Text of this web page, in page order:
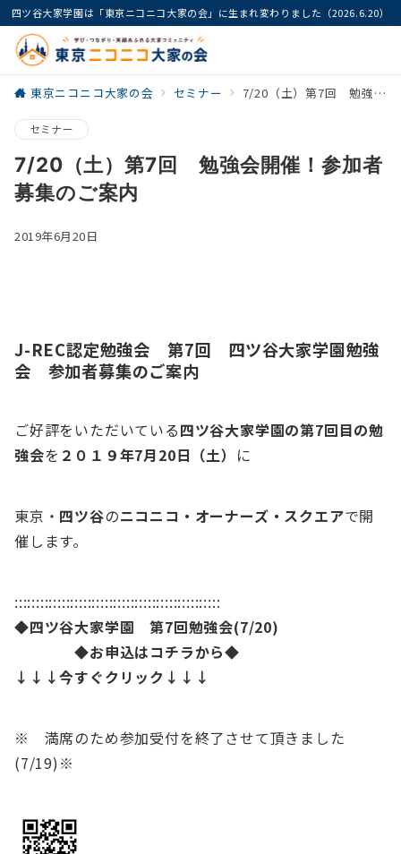
四ツ谷大家学園は「東京ニコニコ大家の会」に生まれ変わりました（2026.6.20）
東京ニコニコ大家の会 セミナー 7/20（土）第7回 勉強会開催！参加者募集のご案内
セミナー
7/20（土）第7回 勉強会開催！参加者
募集のご案内
2019年6月20日
J-REC認定勉強会 第7回 四ツ谷大家学園勉強
会 参加者募集のご案内
ご好評をいただいている四ツ谷大家学園の第7回目の勉
強会を ２０１９年7月20日（土） に
東京・ 四ツ谷のニコニコ・オーナーズ・スクエアで開
催します。
::::::::::::::::::::::::::::::::::::::::::::::::
◆四ツ谷大家学園 第7回勉強会(7/20)
◆お申込はコチラから◆
↓↓↓今すぐクリック↓↓↓
※ 満席のため参加受付を終了させて頂きました
(7/19)※